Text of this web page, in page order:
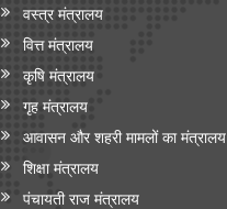
वस्त्र मंत्रालय
वित्त मंत्रालय
कृषि मंत्रालय
गृह मंत्रालय
आवासन और शहरी मामलों का मंत्रालय
शिक्षा मंत्रालय
पंचायती राज मंत्रालय